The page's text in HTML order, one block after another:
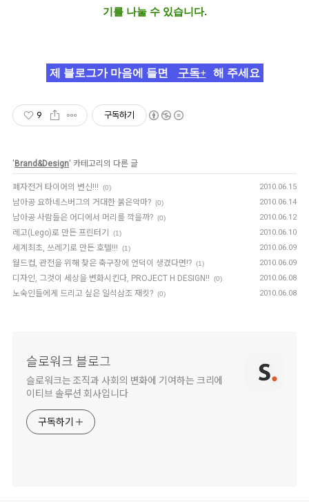
기를 나눌 수 있습니다.
제 블로그가 마음에 들면 구독+ 해 주세요
9 구독하기
' Brand&Design' 카테고리의 다른 글
폐자전거 타이어의 변신!!! (0) 2010.06.15
남아공 요하네스버그의 거대한 붉은악마? (0) 2010.06.14
남아공 사람들은 어디에서 머리를 깍을까? (0) 2010.06.12
레고(Lego)로 만든 프린터기 (1) 2010.06.10
세계최초, 쓰레기로 만든 호텔!!! (1) 2010.06.09
월드컵, 관전을 위해 찾은 축구장에 언덕이 생겼다면!? (1) 2010.06.09
디자인, 그것이 세상을 변화시킨다, PROJECT H DESIGN!! (0) 2010.06.08
노숙인들에게 드리고 싶은 일석삼조 재킷? (0) 2010.06.08
슬로워크 블로그
슬로워크는 조직과 사회의 변화에 기여하는 크리에
이티브 솔루션 회사입니다
구독하기